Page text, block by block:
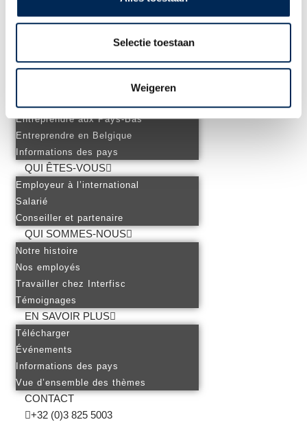
Selectie toestaan
Weigeren
Administration financière
Comment s’implanter à l’étranger
Personnel dans plusieurs pays
Démarrer une activité à l’étranger
Entreprendre aux Pays-Bas
Entreprendre en Belgique
Informations des pays
QUI ÊTES-VOUS
Employeur à l’international
Salarié
Conseiller et partenaire
QUI SOMMES-NOUS
Notre histoire
Nos employés
Travailler chez Interfisc
Témoignages
EN SAVOIR PLUS
Télécharger
Événements
Informations des pays
Vue d’ensemble des thèmes
CONTACT
+32 (0)3 825 5003